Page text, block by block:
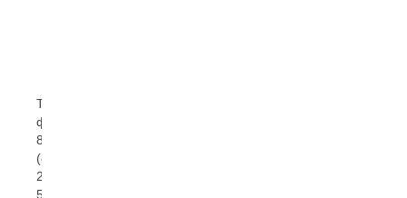
Тел/
факс:
8
(8732)
22
54